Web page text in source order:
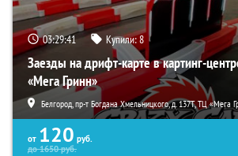
03:29:39 Купили:8
Заезды на дрифт-карте в картинг-
«Мега Гринн»
Белгород, пр-т Богдана Хмельницкого, д. 137Т, ТЦ «Мега
от 120 руб.
до1650руб.